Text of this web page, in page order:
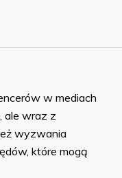
w mediach
ale wraz z
wyzwania
które mogą